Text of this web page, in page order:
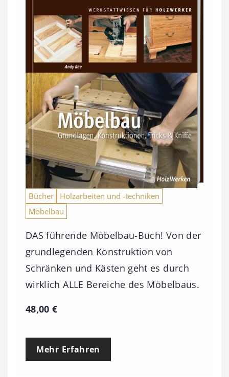
Bücher
Holzarbeiten und -techniken
Möbelbau
DAS führende Möbelbau-Buch! Von der
grundlegenden Konstruktion von
Schränken und Kästen geht es durch
wirklich ALLE Bereiche des Möbelbaus.
48,00€
Mehr Erfahren